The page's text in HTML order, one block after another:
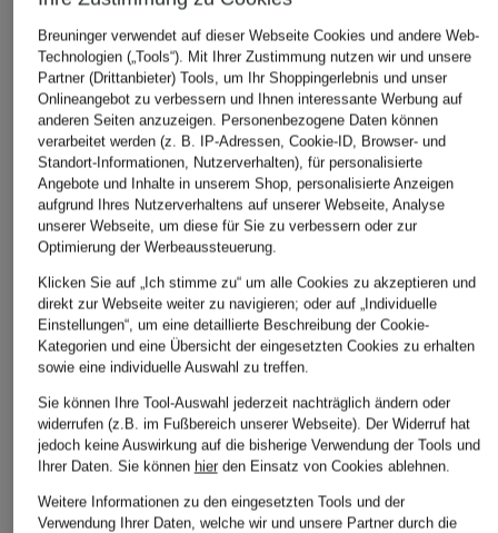
Strickshirt FARBELLA
126,99 €
Bestpreis:
107,94 €
Ursprünglich:149,95 €
Strickshirt
99,99 €
Bestpreis: 169,99 €
Strickbluse
34,99 €
Bestpreis:
Ursprünglich:
ÄHNLICHE ARTIKEL ENTDECKEN
Breuninger verwendet auf dieser Webseite Cookies und andere Web-
Technologien („Tools“). Mit Ihrer Zustimmung nutzen wir und unsere
Partner (Drittanbieter) Tools, um Ihr Shoppingerlebnis und unser
Onlineangebot zu verbessern und Ihnen interessante Werbung auf
anderen Seiten anzuzeigen. Personenbezogene Daten können
verarbeitet werden (z. B. IP-Adressen, Cookie-ID, Browser- und
Standort-Informationen, Nutzerverhalten), für personalisierte
Angebote und Inhalte in unserem Shop, personalisierte Anzeigen
aufgrund Ihres Nutzerverhaltens auf unserer Webseite, Analyse
unserer Webseite, um diese für Sie zu verbessern oder zur
Optimierung der Werbeaussteuerung.
Klicken Sie auf „Ich stimme zu“ um alle Cookies zu akzeptieren und
direkt zur Webseite weiter zu navigieren; oder auf „Individuelle
Einstellungen“, um eine detaillierte Beschreibung der Cookie-
Kategorien und eine Übersicht der eingesetzten Cookies zu erhalten
sowie eine individuelle Auswahl zu treffen.
Sie können Ihre Tool-Auswahl jederzeit nachträglich ändern oder
widerrufen (z.B. im Fußbereich unserer Webseite). Der Widerruf hat
jedoch keine Auswirkung auf die bisherige Verwendung der Tools und
Ihrer Daten. Sie können hierden Einsatz von Cookies ablehnen.
Weitere Informationen zu den eingesetzten Tools und der
Verwendung Ihrer Daten, welche wir und unsere Partner durch die